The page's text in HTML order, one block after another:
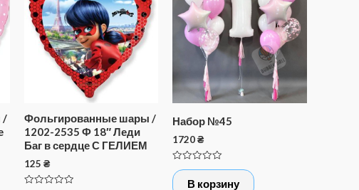
/
Фольгированные шары /
1202-2535 Ф 18″ Леди
Баг в сердце С ГЕЛИЕМ
125 ₴
Набор №45
1720₴
Оценка
0
В корзину